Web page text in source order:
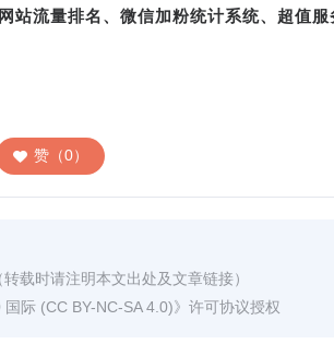
站流量排名、微信加粉统计系统、超值服
赞（0）
转载时请注明本文出处及文章链接）
际 (CC BY-NC-SA 4.0)》许可协议授权